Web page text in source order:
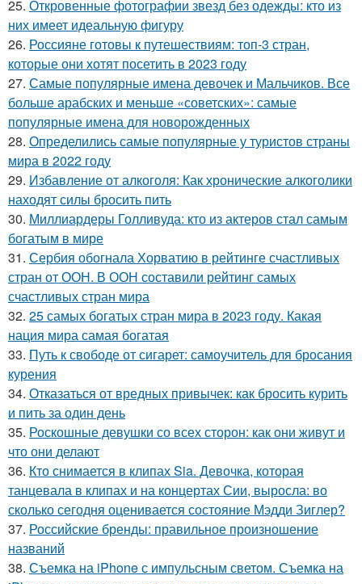
25. Откровенные фотографии звезд без одежды: кто из
них имеет идеальную фигуру
26. Россияне готовы к путешествиям: топ-3 стран,
которые они хотят посетить в 2023 году
27. Самые популярные имена девочек и Мальчиков. Все
больше арабских и меньше «советских»: самые
популярные имена для новорожденных
28. Определились самые популярные у туристов страны
мира в 2022 году
29. Избавление от алкоголя: Как хронические алкоголики
находят силы бросить пить
30. Миллиардеры Голливуда: кто из актеров стал самым
богатым в мире
31. Сербия обогнала Хорватию в рейтинге счастливых
стран от ООН. В ООН составили рейтинг самых
счастливых стран мира
32. 25 самых богатых стран мира в 2023 году. Какая
нация мира самая богатая
33. Путь к свободе от сигарет: самоучитель для бросания
курения
34. Отказаться от вредных привычек: как бросить курить
и пить за один день
35. Роскошные девушки со всех сторон: как они живут и
что они делают
36. Кто снимается в клипах Sia. Девочка, которая
танцевала в клипах и на концертах Сии, выросла: во
сколько сегодня оценивается состояние Мэдди Зиглер?
37. Российские бренды: правильное произношение
названий
38. Съемка на iPhone с импульсным светом. Съемка на